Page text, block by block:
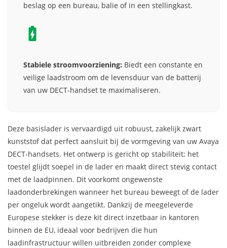
beslag op een bureau, balie of in een stellingkast.
Stabiele stroomvoorziening: Biedt een constante en
veilige laadstroom om de levensduur van de batterij
van uw DECT-handset te maximaliseren.
Deze basislader is vervaardigd uit robuust, zakelijk zwart
kunststof dat perfect aansluit bij de vormgeving van uw Avaya
DECT-handsets. Het ontwerp is gericht op stabiliteit; het
toestel glijdt soepel in de lader en maakt direct stevig contact
met de laadpinnen. Dit voorkomt ongewenste
laadonderbrekingen wanneer het bureau beweegt of de lader
per ongeluk wordt aangetikt. Dankzij de meegeleverde
Europese stekker is deze kit direct inzetbaar in kantoren
binnen de EU, ideaal voor bedrijven die hun
laadinfrastructuur willen uitbreiden zonder complexe